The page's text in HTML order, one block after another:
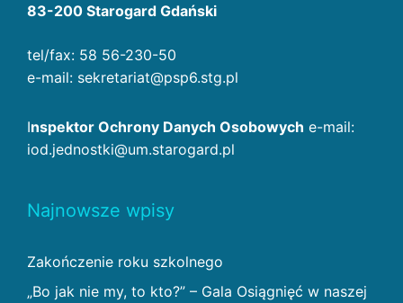
83-200 Starogard Gdański
tel/fax: 58 56-230-50
e-mail: sekretariat@psp6.stg.pl
Inspektor Ochrony Danych Osobowych e-mail:
iod.jednostki@um.starogard.pl
Najnowsze wpisy
Zakończenie roku szkolnego
„Bo jak nie my, to kto?” – Gala Osiągnięć w naszej